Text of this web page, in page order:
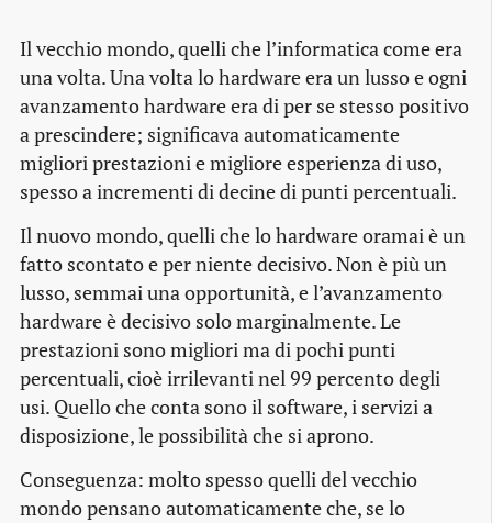
Il vecchio mondo, quelli che l’informatica come era
una volta. Una volta lo hardware era un lusso e ogni
avanzamento hardware era di per se stesso positivo
a prescindere; significava automaticamente
migliori prestazioni e migliore esperienza di uso,
spesso a incrementi di decine di punti percentuali.
Il nuovo mondo, quelli che lo hardware oramai è un
fatto scontato e per niente decisivo. Non è più un
lusso, semmai una opportunità, e l’avanzamento
hardware è decisivo solo marginalmente. Le
prestazioni sono migliori ma di pochi punti
percentuali, cioè irrilevanti nel 99 percento degli
usi. Quello che conta sono il software, i servizi a
disposizione, le possibilità che si aprono.
Conseguenza: molto spesso quelli del vecchio
mondo pensano automaticamente che, se lo